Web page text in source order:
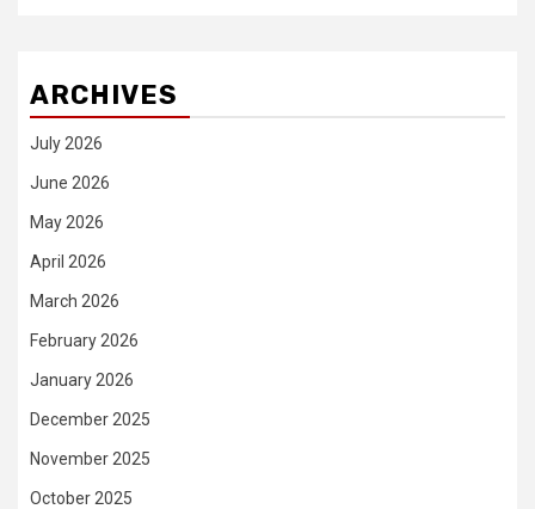
ARCHIVES
July 2026
June 2026
May 2026
April 2026
March 2026
February 2026
January 2026
December 2025
November 2025
October 2025